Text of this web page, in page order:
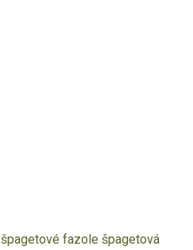
špagetové fazole špagetová